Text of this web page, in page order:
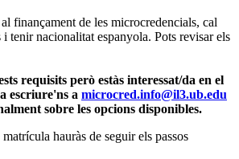
finançament de les microcredencials, cal
tenir nacionalitat espanyola. Pots revisar els
requisits però estàs interessat/da en el
escriure'ns a microcred.info@il3.ub.edu
sobre les opcions disponibles.
hauràs de seguir els passos